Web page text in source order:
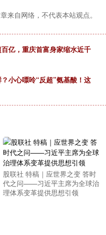
来自网络，不代表本站观点。
亿，重庆首富身家缩水近千
小心嘌呤“反超”氨基酸！这
股联社 特稿｜应世界之变 答时
代之问——习近平主席为全球治
理体系变革提供思想引领